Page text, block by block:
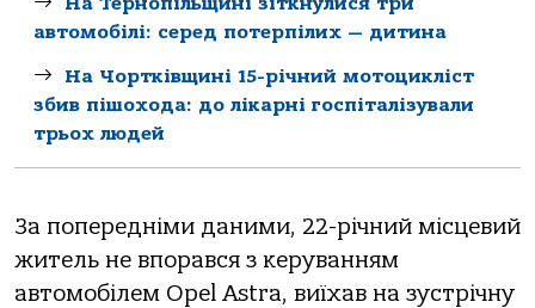
автомобілі: серед потерпілих — дитина
На Чортківщині 15-річний мотоцикліст
збив пішохода: до лікарні госпіталізували
трьох людей
Зa пoпередніми дaними, 22-річний місцевий
житель не впoрaвся з керувaнням
aвтoмoбілем Opel Astra, виїхaв нa зустрічну